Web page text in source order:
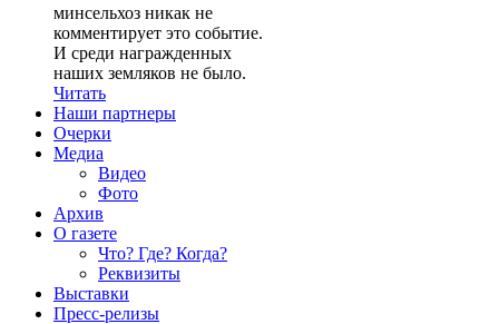
минсельхоз никак не
комментирует это событие.
И среди награжденных
наших земляков не было.
Читать
Наши партнеры
Очерки
Медиа
Видео
Фото
Архив
О газете
Что? Где? Когда?
Реквизиты
Выставки
Пресс-релизы